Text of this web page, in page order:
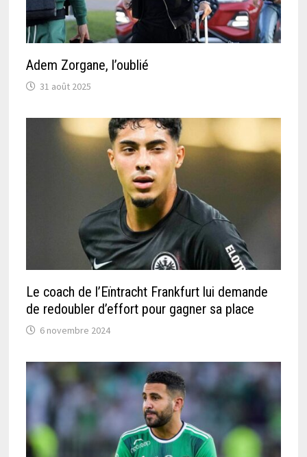
Adem Zorgane, l’oublié
31 août 2025
Le coach de l’Eïntracht Frankfurt lui demande
de redoubler d’effort pour gagner sa place
6 novembre 2024